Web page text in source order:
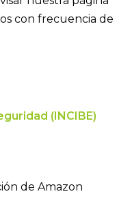
con frecuencia de
(INCIBE)
de Amazon